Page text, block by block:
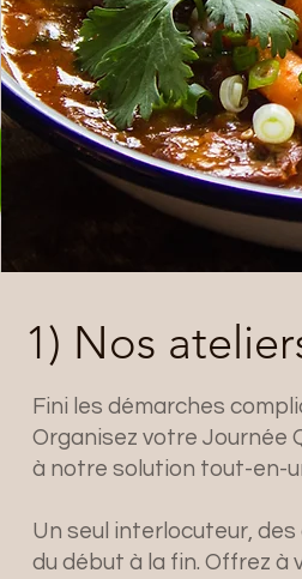
1) Nos
​Fini les démarches
Organisez votre Journée
à notre solution tout-en-
Un seul interlocuteur,
du début à la fin. Offrez à